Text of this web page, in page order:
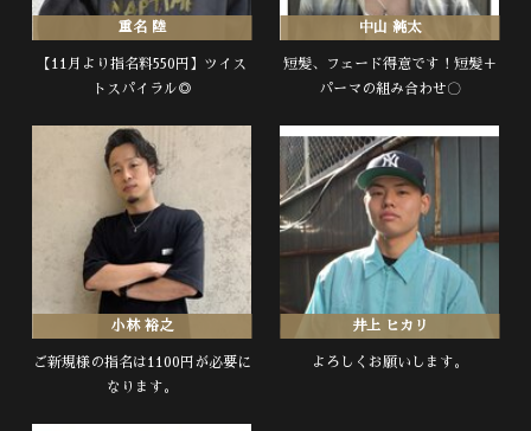
重名 陸
【11月より指名料550円】ツイス
トスパイラル◎
中山 純太
短髪、フェード得意です！短髪＋
パーマの組み合わせ〇
小林 裕之
ご新規様の指名は1100円が必要に
なります。
井上 ヒカリ
よろしくお願いします。